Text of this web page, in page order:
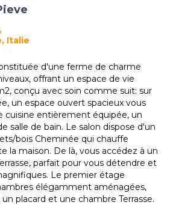
Italie
d'une ferme de charme
offrant un espace de vie
conçu avec soin comme suit: sur
un espace ouvert spacieux vous
cuisine entièrement équipée, un
salle de bain. Le salon dispose d'un
bois Cheminée qui chauffe
la maison. De là, vous accédez à un
parfait pour vous détendre et
Le premier étage
élégamment aménagées,
placard et une chambre Terrasse.